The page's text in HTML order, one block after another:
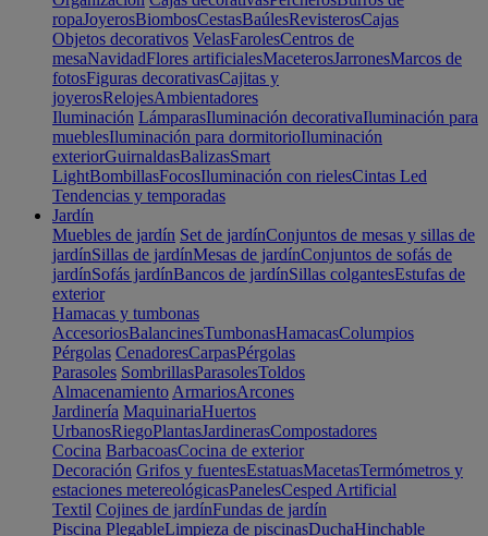
ropaJoyerosBiombosCestasBaúlesRevisterosCajas
Objetos decorativos VelasFarolesCentros de
mesaNavidadFlores artificialesMaceterosJarronesMarcos de
fotosFiguras decorativasCajitas y
joyerosRelojesAmbientadores
Iluminación LámparasIluminación decorativaIluminación para
mueblesIluminación para dormitorioIluminación
exteriorGuirnaldasBalizasSmart
LightBombillasFocosIluminación con rielesCintas Led
Tendencias y temporadas
Jardín
Muebles de jardín Set de jardínConjuntos de mesas y sillas de
jardínSillas de jardínMesas de jardínConjuntos de sofás de
jardínSofás jardínBancos de jardínSillas colgantesEstufas de
exterior
Hamacas y tumbonas
AccesoriosBalancinesTumbonasHamacasColumpios
Pérgolas CenadoresCarpasPérgolas
Parasoles SombrillasParasolesToldos
Almacenamiento ArmariosArcones
Jardinería MaquinariaHuertos
UrbanosRiegoPlantasJardinerasCompostadores
Cocina BarbacoasCocina de exterior
Decoración Grifos y fuentesEstatuasMacetasTermómetros y
estaciones metereológicasPanelesCesped Artificial
Textil Cojines de jardínFundas de jardín
Piscina PlegableLimpieza de piscinasDuchaHinchable